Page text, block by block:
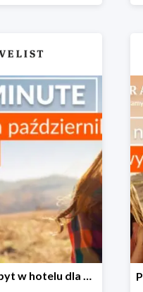
Zarezerwuj pobyt w hotelu dla rodziny do -51% taniej